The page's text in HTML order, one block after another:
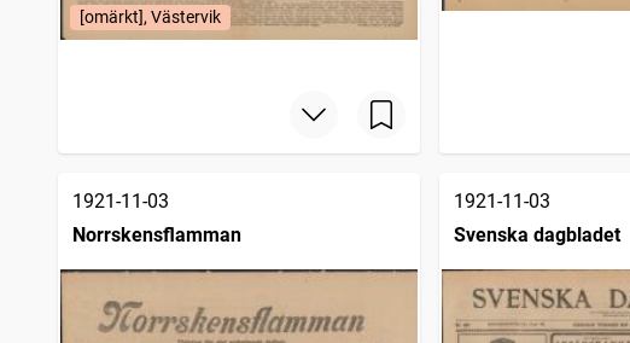
[omärkt], Västervik
1921-11-03
Norrskensflamman
1921-11-03
Svenska dagbladet